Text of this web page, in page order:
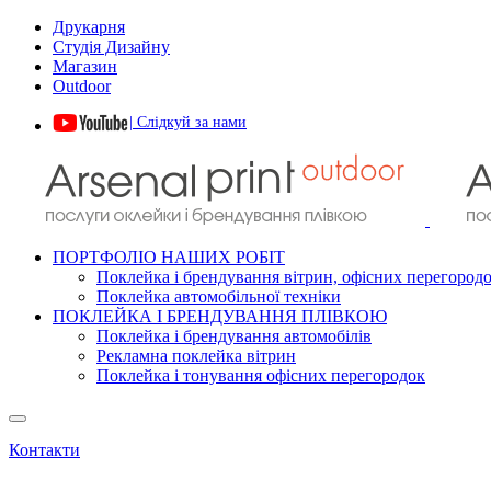
Друкарня
Студія Дизайну
Магазин
Outdoor
| Слідкуй за нами
ПОРТФОЛІО НАШИХ РОБІТ
Поклейка і брендування вітрин, офісних
Поклейка автомобільної техніки
ПОКЛЕЙКА І БРЕНДУВАННЯ ПЛІВКОЮ
Поклейка і брендування автомобілів
Рекламна поклейка вітрин
Поклейка і тонування офісних перегородок
Контакти